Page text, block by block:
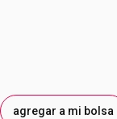
agregar a mi bolsa